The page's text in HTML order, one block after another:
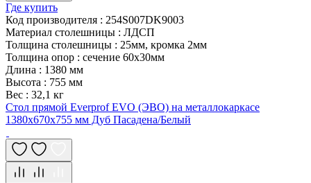
Где купить
Код производителя : 254S007DK9003
Материал столешницы : ЛДСП
Толщина столешницы : 25мм, кромка 2мм
Толщина опор : сечение 60х30мм
Длина : 1380 мм
Высота : 755 мм
Вес : 32,1 кг
Стол прямой Everprof EVO (ЭВО) на металлокаркасе
1380х670х755 мм Дуб Пасадена/Белый